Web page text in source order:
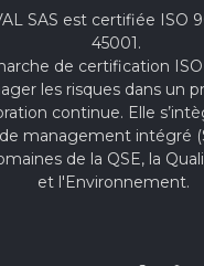
SAS est certifiée ISO
45001.
de certification
les risques dans un
continue. Elle
management intégré
de la QSE, la
et l'Environnement.